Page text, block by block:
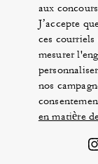
aux
J’accepte
ces
mesurer
nos
en matière